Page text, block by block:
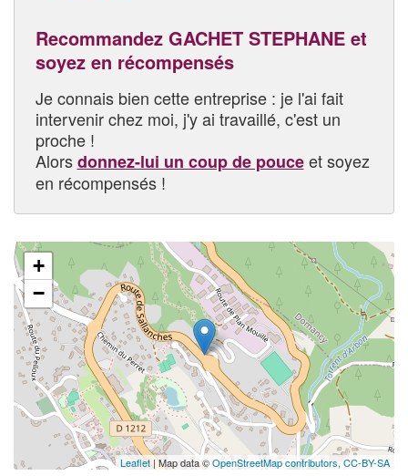
Recommandez GACHET STEPHANE et
soyez en récompensés
Je connais bien cette entreprise : je l'ai fait
intervenir chez moi, j'y ai travaillé, c'est un
proche !
Alorsdonnez-lui un coup de pouceet soyez
en récompensés !
+
−
Leaflet| Map data ©OpenStreetMap contributors, CC-BY-SA